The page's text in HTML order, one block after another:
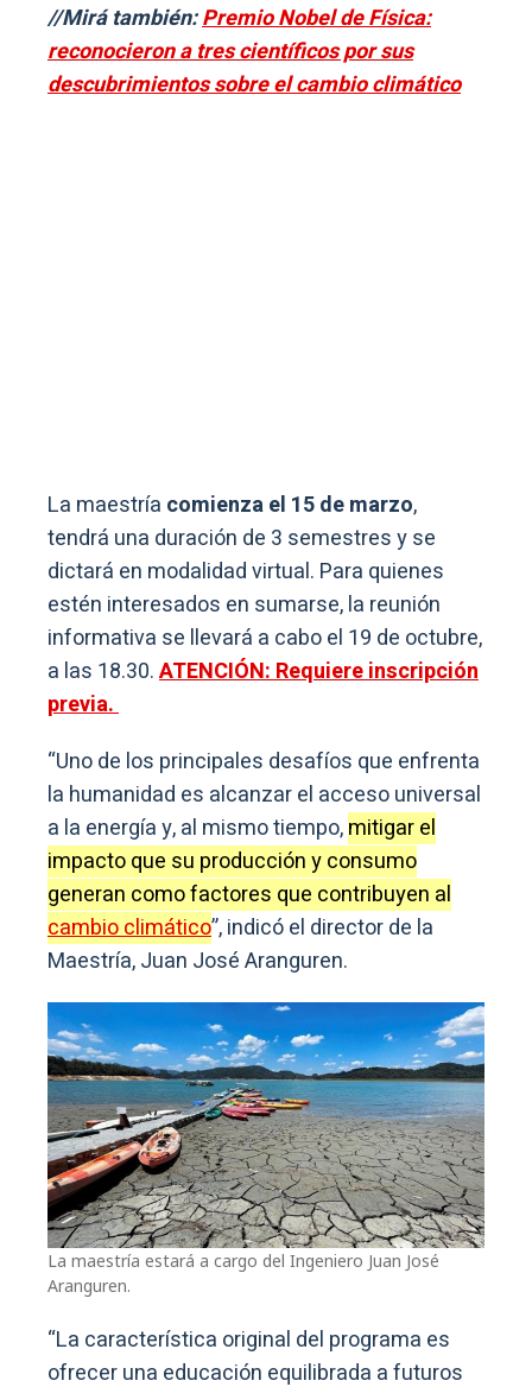
//Mirá también:Premio Nobel de Física:
reconocieron a tres científicos por sus
descubrimientos sobre el cambio climático
La maestría comienza el 15 de marzo,
tendrá una duración de 3 semestres y se
dictará en modalidad virtual. Para quienes
estén interesados en sumarse, la reunión
informativa se llevará a cabo el 19 de octubre,
a las 18.30.ATENCIÓN: Requiere inscripción
previa.
“Uno de los principales desafíos que enfrenta
la humanidad es alcanzar el acceso universal
a la energía y, al mismo tiempo,mitigar el
impacto que su producción y consumo
generan como factores que contribuyen al
cambio climático”, indicó el director de la
Maestría, Juan José Aranguren.
La maestría estará a cargo del Ingeniero Juan José
Aranguren.
“La característica original del programa es
ofrecer una educación equilibrada a futuros